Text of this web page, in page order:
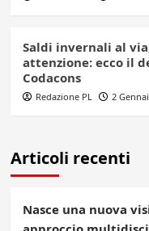
Saldi invernali al
attenzione: ecco il
Codacons
Redazione PL 2
Articoli recenti
Nasce una nuova